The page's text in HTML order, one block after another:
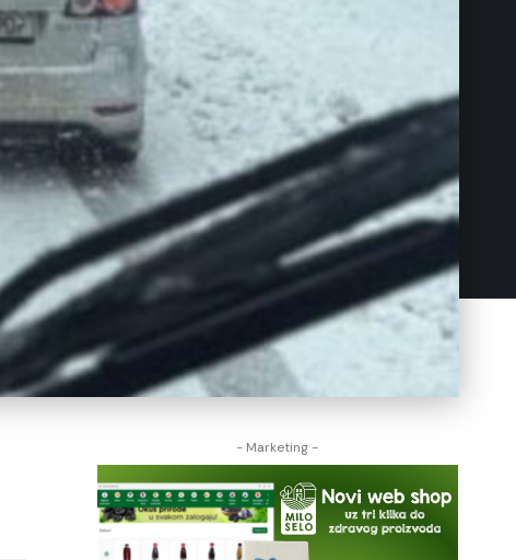
- Marketing -